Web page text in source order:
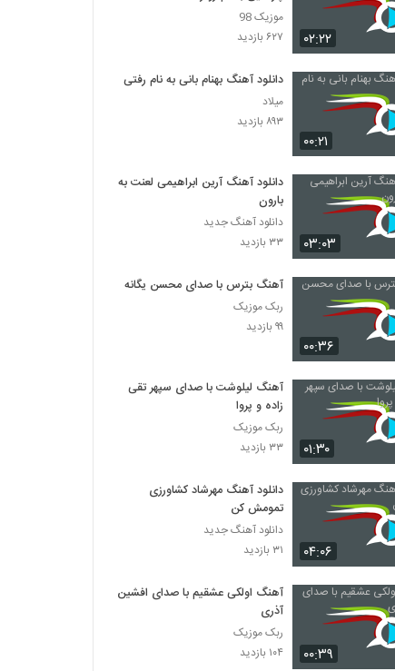
۰۲:۲۲
موزیک 98
۶۲۷ بازدید
۰۰:۲۱
دانلود آهنگ بهنام بانی به نام رفتی
میلاد
۸۹۳ بازدید
۰۳:۰۳
دانلود آهنگ آرین ابراهیمی لعنت به
بارون
دانلود آهنگ جدید
۳۳ بازدید
۰۰:۳۶
آهنگ بترس با صدای محسن یگانه
ربک موزیک
۹۹ بازدید
۰۱:۳۰
آهنگ لیلوشت با صدای سپهر تقی
زاده و پروا
ربک موزیک
۳۳ بازدید
۰۴:۰۶
دانلود آهنگ مهرشاد کشاورزی
تمومش کن
دانلود آهنگ جدید
۳۱ بازدید
۰۰:۳۹
آهنگ اولکی عشقیم با صدای افشین
آذری
ربک موزیک
۱۰۴ بازدید